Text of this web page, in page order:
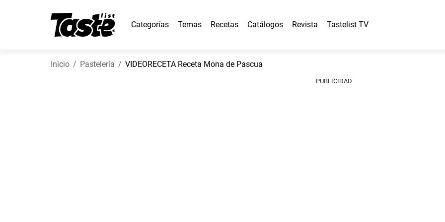
Categorías Temas Recetas Catálogos Revista Tastelist TV
Inicio Pastelería VIDEORECETA Receta Mona de Pascua
PUBLICIDAD